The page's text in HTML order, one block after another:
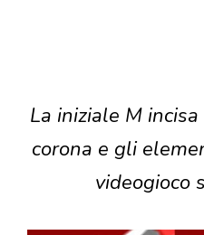
La iniziale M
corona e gli
videogioco